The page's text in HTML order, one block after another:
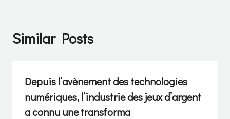
Similar Posts
Depuis l’avènement des technologies
numériques, l’industrie des jeux d’argent
a connu une transforma